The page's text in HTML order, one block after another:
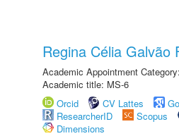
Regina Célia Galvão
Academic Appointment
Academic title: MS-6
Orcid
CV Lattes
ResearcherID
Scopus
Dimensions